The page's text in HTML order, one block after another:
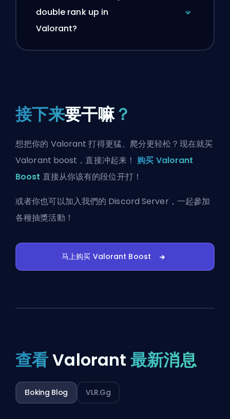
double rank up in
Valorant?
接下来要干嘛？
想把你的 Valorant 打得更猛、爬分更轻松？现在就买
Valorant boost，直接冲起来！购买 Valorant
Boost 直接从你该有的段位开打！
或者你也可以加入我們的 Discord Server ，一起參加
各種抽獎活動！
马上购买 Valorant Boost
查看Valorant 最新消息
Eloking Blog VLR.gg